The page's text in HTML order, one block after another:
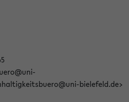
bielefeld.de>